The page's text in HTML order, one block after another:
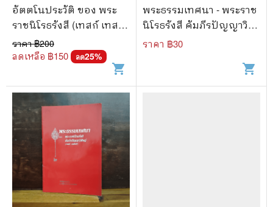
อัตตโนประวัติ ของ พระ
ราชนิโรธรังสี (เทสก์ เทส
รังสี)
ราคา ฿200
ลดเหลือ ฿150 ลด25%
shopping_cart
พระธรรมเทศนา - พระราช
นิโรธรังสี คัมภีรปัญญาวิ
ศิษฏ์ (เทสก์ เทสรังสี)
ราคา ฿30
shopping_cart